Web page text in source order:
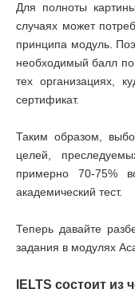
Для полноты
случаях может
принципа модуль.
необходимый балл
тех организациях,
сертификат.
Таким образом,
целей,
примерно 70-75%
академический тест.
Теперь давайте
задания в модулях
IELTS состоит из